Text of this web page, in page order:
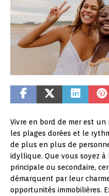
Vivre en bord de mer est un
les plages dorées et le
de plus en plus de
idyllique. Que vous soyez à
principale ou secondaire,
démarquent par leur
opportunités immobilières.